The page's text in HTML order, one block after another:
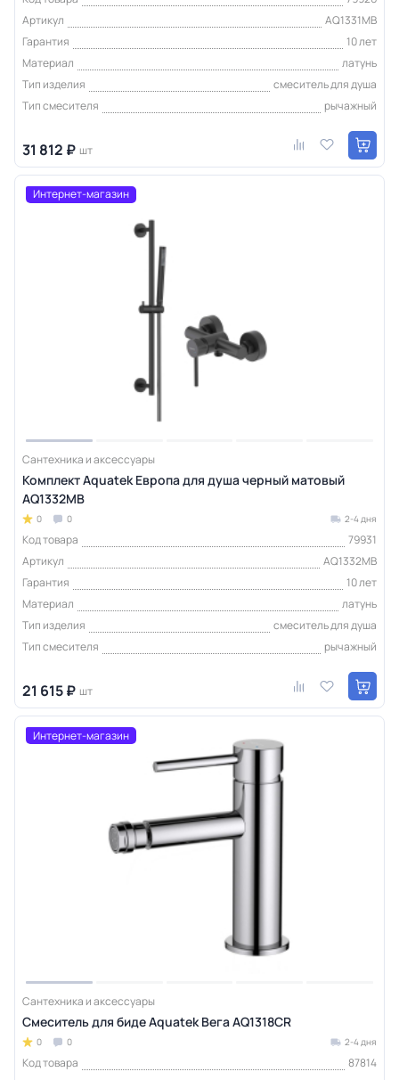
Артикул
AQ1331MB
Гарантия
10 лет
Материал
латунь
Тип изделия
смеситель для душа
Тип смесителя
рычажный
31 812 ₽ шт
Интернет-магазин
Сантехника и аксессуары
Комплект Aquatek Европа для душа черный матовый
AQ1332MB
0 0 2-4 дня
Код товара
79931
Артикул
AQ1332MB
Гарантия
10 лет
Материал
латунь
Тип изделия
смеситель для душа
Тип смесителя
рычажный
21 615 ₽ шт
Интернет-магазин
Сантехника и аксессуары
Смеситель для биде Aquatek Вега AQ1318CR
0 0 2-4 дня
Код товара
87814